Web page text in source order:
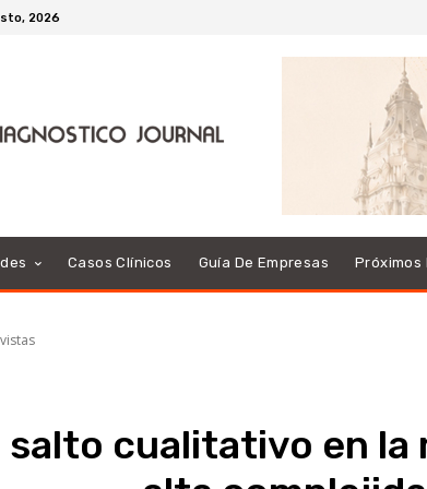
2026
Casos Clínicos Guía De Empresas Próximos
salto cualitativo en la